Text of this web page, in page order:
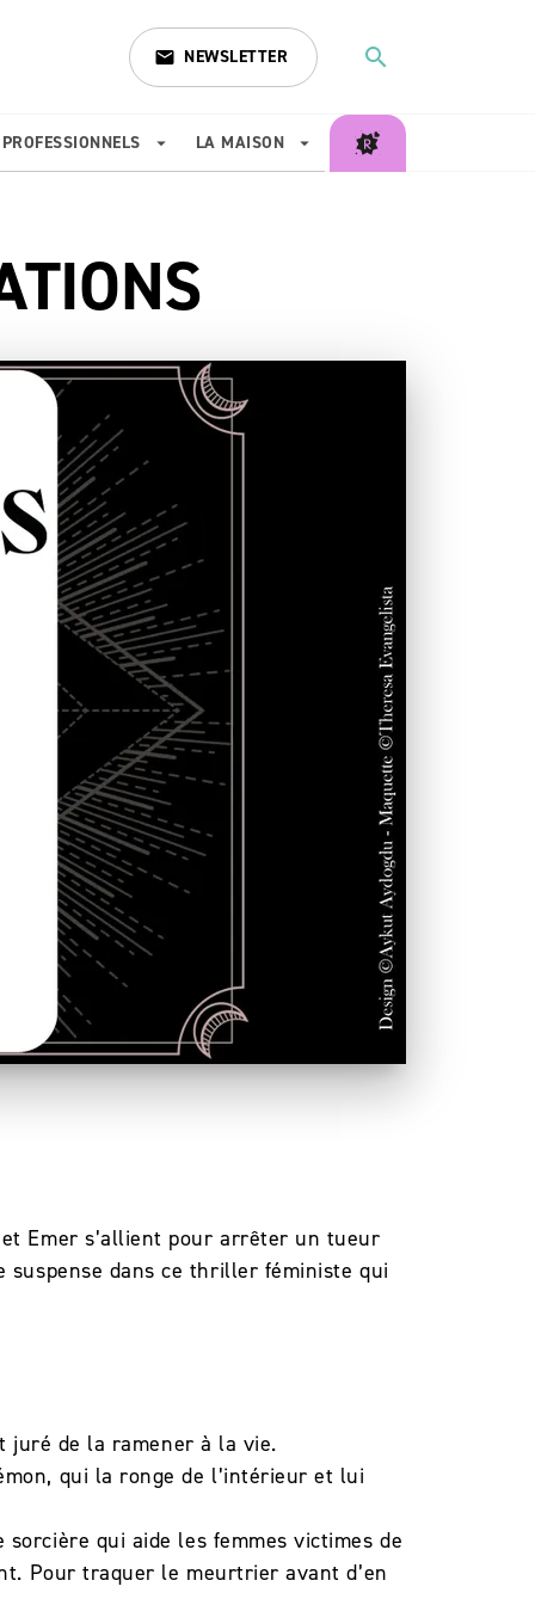
email NEWSLETTER search
PROFESSIONNELS arrow_drop_down LA MAISON arrow_drop_down
search
Emer s’allient pour arrêter un tueur
suspense dans ce thriller féministe qui
juré de la ramener à la vie.
qui la ronge de l’intérieur et lui
qui aide les femmes victimes de
Pour traquer le meurtrier avant d’en